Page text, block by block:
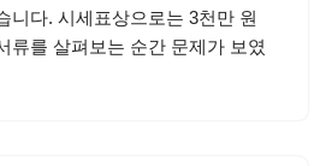
니다. 시세표상으로는 3천만 원
류를 살펴보는 순간 문제가 보였